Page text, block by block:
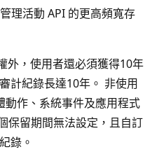
理活動 API 的更高頻寬存
外，使用者還必須獲得10年
計紀錄長達10年。 非使用
動作、系統事件及應用程式
保留期間無法設定，且自訂
錄。